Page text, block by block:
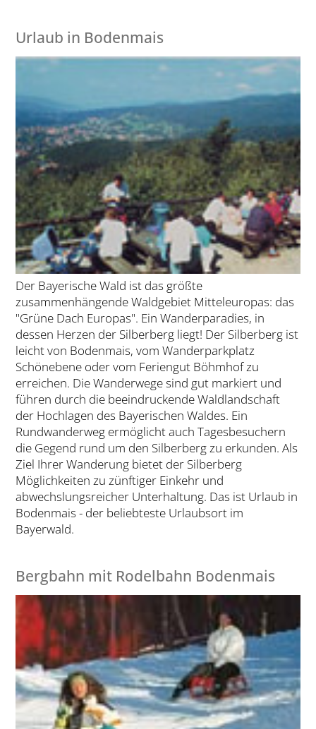
Urlaub in Bodenmais
Der Bayerische Wald ist das größte
zusammenhängende Waldgebiet Mitteleuropas: das
"Grüne Dach Europas". Ein Wanderparadies, in
dessen Herzen der Silberberg liegt! Der Silberberg ist
leicht von Bodenmais, vom Wanderparkplatz
Schönebene oder vom Feriengut Böhmhof zu
erreichen. Die Wanderwege sind gut markiert und
führen durch die beeindruckende Waldlandschaft
der Hochlagen des Bayerischen Waldes. Ein
Rundwanderweg ermöglicht auch Tagesbesuchern
die Gegend rund um den Silberberg zu erkunden. Als
Ziel Ihrer Wanderung bietet der Silberberg
Möglichkeiten zu zünftiger Einkehr und
abwechslungsreicher Unterhaltung. Das ist Urlaub in
Bodenmais - der beliebteste Urlaubsort im
Bayerwald.
Bergbahn mit Rodelbahn Bodenmais